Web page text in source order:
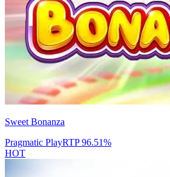
Sweet Bonanza
Pragmatic PlayRTP96.51%
HOT